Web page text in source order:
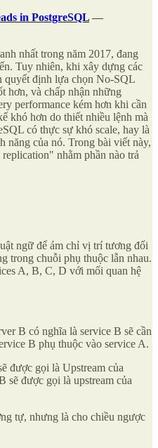
in PostgreSQL —
nhất trong năm 2017, đang
Tuy nhiên, khi xây dựng các
quyết định lựa chọn No-SQL
hơn, và chấp nhận những
performance kém hơn khi cần
khó hơn do thiết nhiều lệnh mà
có thực sự khó scale, hay là
năng của nó. Trong bài viết này,
nhằm phần nào trả
ngữ để ám chỉ vị trí tương đối
trong chuỗi phụ thuộc lẫn nhau.
A, B, C, D với mối quan hệ
B có nghĩa là service B sẽ cần
B phụ thuộc vào service A.
được gọi là Upstream của
sẽ được gọi là upstream của
tự, nhưng là cho chiều ngược